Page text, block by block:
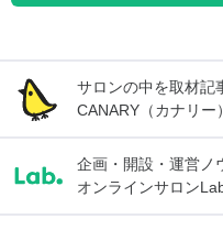
サロンの中を取材記
CANARY（カナリー）
企画・開設・運営ノ
オンラインサロン